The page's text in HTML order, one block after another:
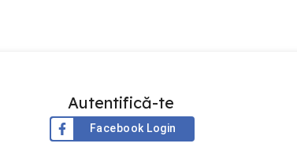
Autentifică-te
Facebook Login